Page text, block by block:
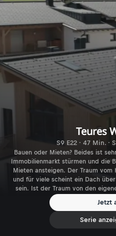
Teures
S9 E22 · 47 Min. ·
Bauen oder Mieten? Beides ist
Immobilienmarkt stürmen und die
Mieten ansteigen. Der Traum
und für viele scheint ein Dach
sein. Ist der Traum von den
Jetzt
Serie